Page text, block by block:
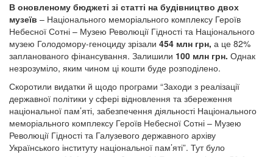
В оновленому бюджеті зі статті на будівництво двох
музеїв – Національного меморіального комплексу Героїв
Небесної Сотні – Музею Революції Гідності та Національного
музею Голодомору-геноциду зрізали 454 млн грн, а це 82%
запланованого фінансування. Залишили 100 млн грн. Однак
незрозуміло, яким чином ці кошти буде розподілено.
Скоротили видатки й щодо програми “Заходи з реалізації
державної політики у сфері відновлення та збереження
національної пам’яті, забезпечення діяльності Національного
меморіального комплексу Героїв Небесної Сотні – Музею
Революції Гідності та Галузевого державного архіву
Українського інституту національної пам’яті”. Тут було